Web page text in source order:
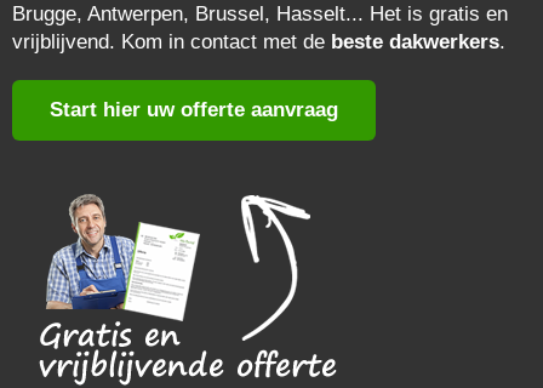
Brugge, Antwerpen, Brussel, Hasselt... Het is gratis en
vrijblijvend. Kom in contact met de beste dakwerkers.
Start hier uw offerte aanvraag